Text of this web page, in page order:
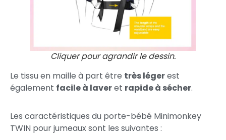
Cliquer pour agrandir le dessin.
Le tissu en maille à part être très légerest
également facile à laveret rapide à sécher.
Les caractéristiques du porte-bébé Minimonkey
TWIN pour jumeaux sont les suivantes :